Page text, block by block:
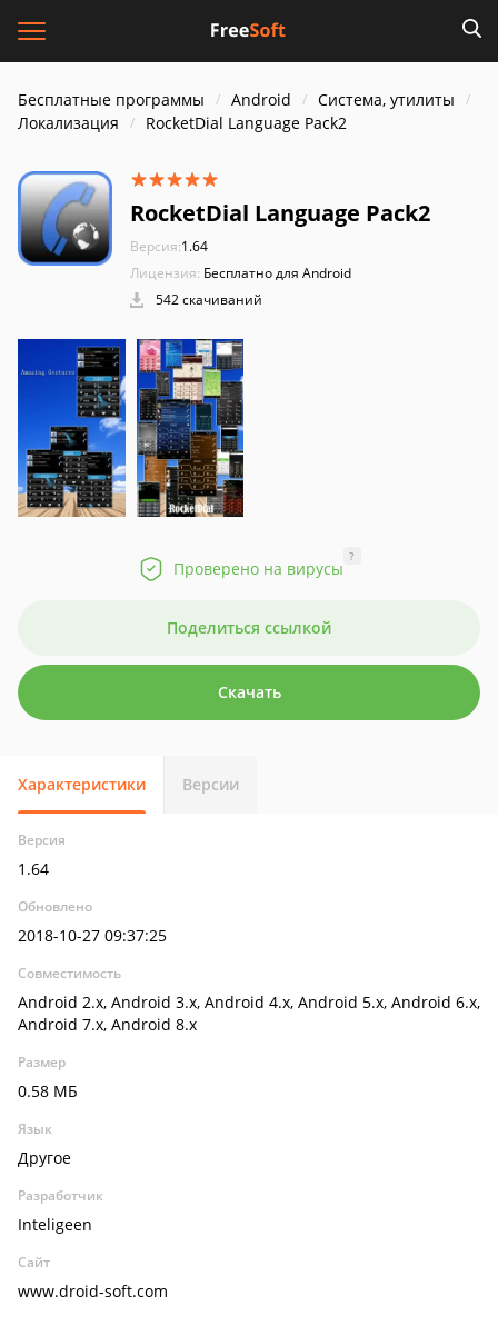
Бесплатные программы Android
Система, утилиты
Локализация
RocketDial Language Pack2
RocketDial Language Pack2
Версия:1.64
Лицензия: Бесплатно для Android
542 скачиваний
Проверено на вирусы
?
Поделиться ссылкой
Скачать
Характеристики Версии
Версия
1.64
Обновлено
2018-10-27 09:37:25
Совместимость
Android 2.x, Android 3.x, Android 4.x, Android 5.x, Android 6.x,
Android 7.x, Android 8.x
Размер
0.58 МБ
Язык
Другое
Разработчик
Inteligeen
Сайт
www.droid-soft.com